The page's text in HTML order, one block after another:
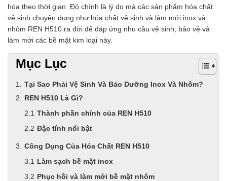
hóa theo thời gian. Đó chính là lý do mà các sản phẩm hóa chất
vệ sinh chuyên dụng như hóa chất vệ sinh và làm mới inox và
nhôm REN H510 ra đời để đáp ứng nhu cầu vệ sinh, bảo vệ và
làm mới các bề mặt kim loại này.
Mục Lục
Tại Sao Phải Vệ Sinh Và Bảo Dưỡng Inox Và Nhôm?
REN H510 Là Gì?
Thành phần chính của REN H510
Đặc tính nổi bật
Công Dụng Của Hóa Chất REN H510
Làm sạch bề mặt inox
Phục hồi và làm mới bề mặt nhôm